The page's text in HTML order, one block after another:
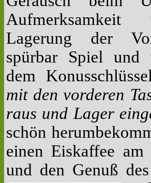
Lagerung der
spürbar Spiel und
dem
mit den vorderen
raus und Lager
schön
einen Eiskaffee am
und den Genuß